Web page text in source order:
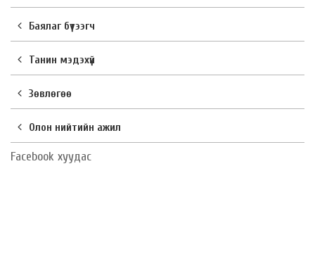
Баялаг бүтээгч
Танин мэдэхүй
Зөвлөгөө
Олон нийтийн ажил
Facebook хуудас